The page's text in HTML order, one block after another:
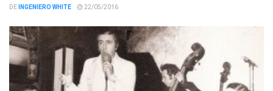
DEINGENIERO WHITE 22/05/2016